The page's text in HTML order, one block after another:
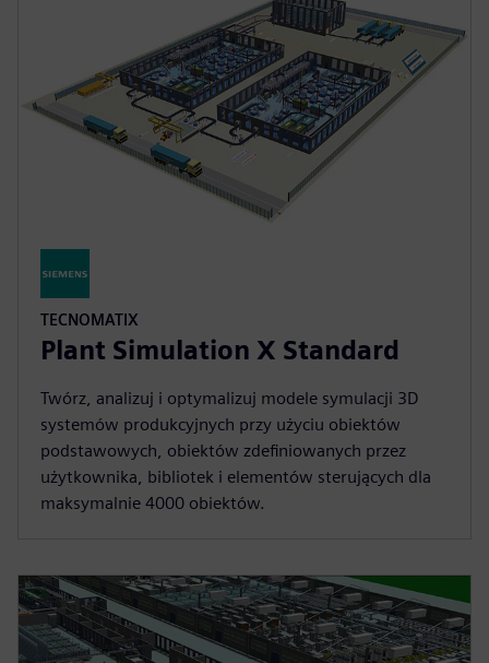
TECNOMATIX
Plant Simulation X Standard
Twórz, analizuj i optymalizuj modele symulacji 3D
systemów produkcyjnych przy użyciu obiektów
podstawowych, obiektów zdefiniowanych przez
użytkownika, bibliotek i elementów sterujących dla
maksymalnie 4000 obiektów.